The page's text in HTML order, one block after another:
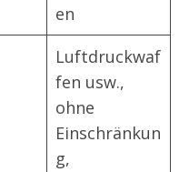
en
Luftdruckwaf
fen usw.,
ohne
Einschränkun
g,